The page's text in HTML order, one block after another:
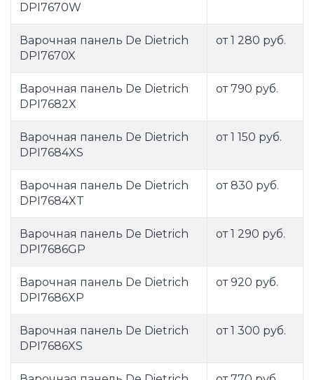
DPI7670W
Варочная панель De Dietrich
DPI7670X
от 1 280 руб.
Варочная панель De Dietrich
DPI7682X
от 790 руб.
Варочная панель De Dietrich
DPI7684XS
от 1 150 руб.
Варочная панель De Dietrich
DPI7684XT
от 830 руб.
Варочная панель De Dietrich
DPI7686GP
от 1 290 руб.
Варочная панель De Dietrich
DPI7686XP
от 920 руб.
Варочная панель De Dietrich
DPI7686XS
от 1 300 руб.